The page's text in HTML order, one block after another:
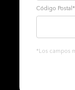
Código Postal*
*Los campos